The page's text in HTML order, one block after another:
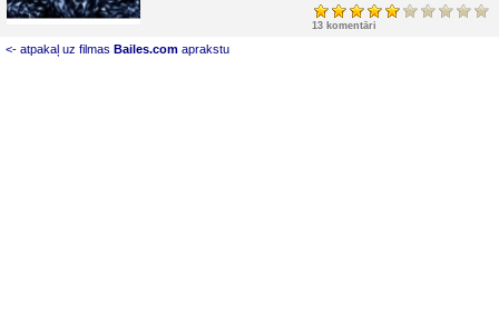
13 komentāri
<- atpakaļ uz filmas Bailes.com aprakstu